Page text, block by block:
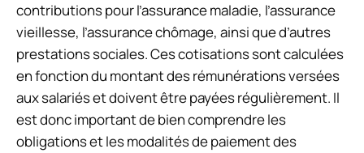
contributions pour l’assurance maladie, l’assurance
vieillesse, l’assurance chômage, ainsi que d’autres
prestations sociales. Ces cotisations sont calculées
en fonction du montant des rémunérations versées
aux salariés et doivent être payées régulièrement. Il
est donc important de bien comprendre les
obligations et les modalités de paiement des